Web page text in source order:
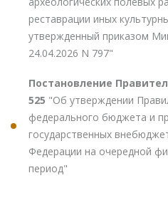
реставрации иных
утвержденный приказом
24.04.2026 N 797"
Постановление
525 "Об утверждении
федерального бюджета и
государственных
Федерации на очередной
период"